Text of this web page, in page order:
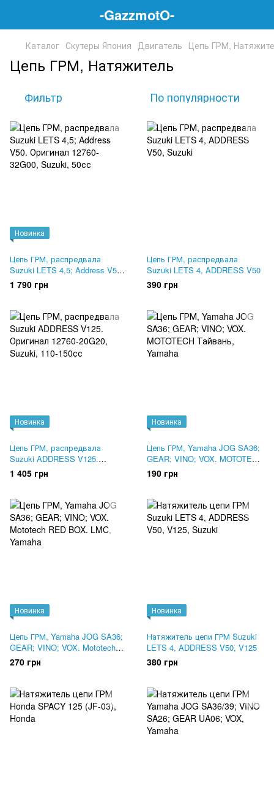
-GazzmotO-
Каталог Скутеры Япония Двигатель Цепь ГРМ,
Цепь ГРМ, Натяжитель
Фильтр По популярности
Новинка
Цепь ГРМ, распредвала
Suzuki LETS 4,5; Address V50.
Оригинал 12760-32G00
1 790 грн
Цепь ГРМ, распредвала
Suzuki LETS 4, ADDRESS V50
390 грн
Новинка
Цепь ГРМ, распредвала
Suzuki ADDRESS V125.
Оригинал 12760-20G20
1 405 грн
Новинка
Цепь ГРМ, Yamaha JOG SA36;
GEAR; VINO; VOX. MOTOTECH
Тайвань
190 грн
Новинка
Цепь ГРМ, Yamaha JOG SA36;
GEAR; VINO; VOX. Mototech
RED BOX. LMC
270 грн
Новинка
Натяжитель цепи ГРМ Suzuki
LETS 4, ADDRESS V50, V125
380 грн